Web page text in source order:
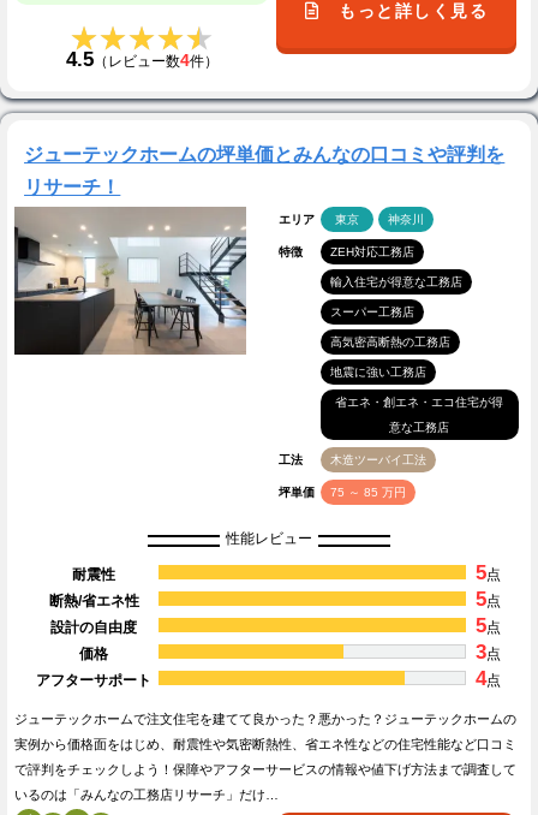
★★★★★
★★★★★
4.5（レビュー数4件）
もっと詳しく見る
ジューテックホームの坪単価とみんなの口コミや評判を
リサーチ！
エリア 東京 神奈川
特徴 ZEH対応工務店
輸入住宅が得意な工務店
スーパー工務店
高気密高断熱の工務店
地震に強い工務店
省エネ・創エネ・エコ住宅が得
意な工務店
工法 木造ツーバイ工法
坪単価 75 ～ 85 万円
性能レビュー
耐震性 5点
断熱/省エネ性
5点
設計の自由度
5点
価格
3点
アフターサポート
4点
ジューテックホームで注文住宅を建てて良かった？悪かった？ジューテックホームの
実例から価格面をはじめ、耐震性や気密断熱性、省エネ性などの住宅性能など口コミ
で評判をチェックしよう！保障やアフターサービスの情報や値下げ方法まで調査して
いるのは「みんなの工務店リサーチ」だけ…